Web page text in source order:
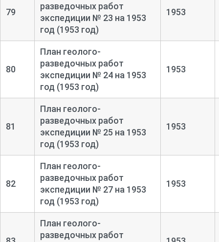
79
разведочных работ
экспедиции № 23 на 1953
год (1953 год)
1953
80
План геолого-
разведочных работ
экспедиции № 24 на 1953
год (1953 год)
1953
81
План геолого-
разведочных работ
экспедиции № 25 на 1953
год (1953 год)
1953
82
План геолого-
разведочных работ
экспедиции № 27 на 1953
год (1953 год)
1953
План геолого-
разведочных работ